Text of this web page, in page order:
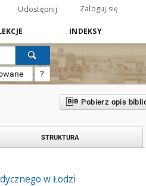
Udostępnij Zaloguj się
INDEKSY
?
Pobierz opis
STRUKTURA
w Łodzi